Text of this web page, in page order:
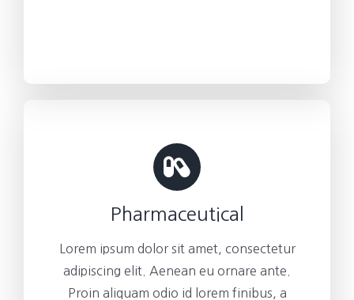
Pharmaceutical
Lorem ipsum dolor sit amet, consectetur
adipiscing elit. Aenean eu ornare ante.
Proin aliquam odio id lorem finibus, a